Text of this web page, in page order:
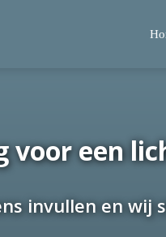
voor een
invullen en